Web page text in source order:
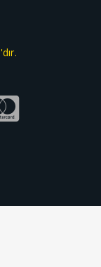
'dır.